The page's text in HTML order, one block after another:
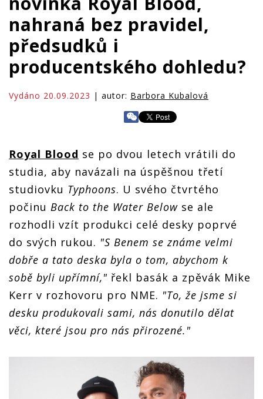
nahraná bez pravidel,
předsudků i
producentského dohledu?
Vydáno 20.09.2023 | autor: Barbora Kubalová
Royal Blood se po dvou letech vrátili do
studia, aby navázali na úspěšnou třetí
studiovku Typhoons. U svého čtvrtého
počinu Back to the Water Below se ale
rozhodli vzít produkci celé desky poprvé
do svých rukou. "S Benem se známe velmi
dobře a tato deska byla o tom, abychom k
sobě byli upřímní," řekl basák a zpěvák Mike
Kerr v rozhovoru pro NME. "To, že jsme si
desku produkovali sami, nás donutilo dělat
věci, které jsou pro nás přirozené."